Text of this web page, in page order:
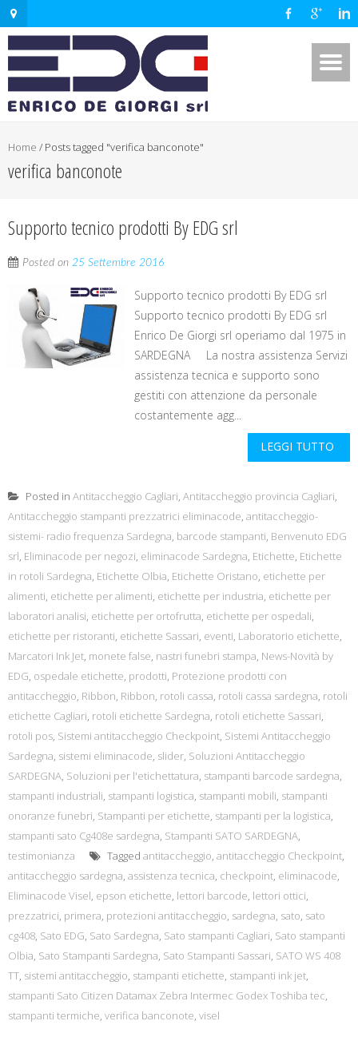
Home / Posts tagged "verifica banconote"
verifica banconote
Supporto tecnico prodotti By EDG srl
Posted on 25 Settembre 2016
Supporto tecnico prodotti By EDG srl
Supporto tecnico prodotti By EDG srl
Enrico De Giorgi srl operiamo dal 1975 in
SARDEGNA La nostra assistenza Servizi
assistenza tecnica e supporto sono
gestiti con attenzione da personale
costantemente agg...
LEGGI TUTTO
Posted in Antitaccheggio Cagliari, Antitaccheggio provincia Cagliari,
Antitaccheggio stampanti prezzatrici eliminacode, antitaccheggio-
sistemi- radio frequenza Sardegna, barcode stampanti, Benvenuto EDG
srl, Eliminacode per negozi, eliminacode Sardegna, Etichette, Etichette
in rotoli Sardegna, Etichette Olbia, Etichette Oristano, etichette per
alimenti, etichette per alimenti, etichette per industria, etichette per
laboratori analisi, etichette per ortofrutta, etichette per ospedali,
etichette per ristoranti, etichette Sassari, eventi, Laboratorio etichette,
Marcatori Ink Jet, monete false, nastri funebri stampa, News-Novità by
EDG, ospedale etichette, prodotti, Protezione prodotti con
antitaccheggio, Ribbon, Ribbon, rotoli cassa, rotoli cassa sardegna, rotoli
etichette Cagliari, rotoli etichette Sardegna, rotoli etichette Sassari,
rotoli pos, Sistemi antitaccheggio Checkpoint, Sistemi Antitaccheggio
Sardegna, sistemi eliminacode, slider, Soluzioni Antitaccheggio
SARDEGNA, Soluzioni per l'etichettatura, stampanti barcode sardegna,
stampanti industriali, stampanti logistica, stampanti mobili, stampanti
onoranze funebri, Stampanti per etichette, stampanti per la logistica,
stampanti sato Cg408e sardegna, Stampanti SATO SARDEGNA,
testimonianza
Tagged antitaccheggio, antitaccheggio Checkpoint,
antitaccheggio sardegna, assistenza tecnica, checkpoint, eliminacode,
Eliminacode Visel, epson etichette, lettori barcode, lettori ottici,
prezzatrici, primera, protezioni antitaccheggio, sardegna, sato, sato
cg408, Sato EDG, Sato Sardegna, Sato stampanti Cagliari, Sato stampanti
Olbia, Sato Stampanti Sardegna, Sato Stampanti Sassari, SATO WS 408
TT, sistemi antitaccheggio, stampanti etichette, stampanti ink jet,
stampanti Sato Citizen Datamax Zebra Intermec Godex Toshiba tec,
stampanti termiche, verifica banconote, visel